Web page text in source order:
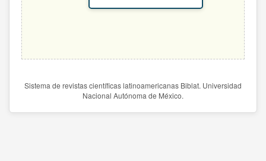
Sistema de revistas científicas latinoamericanas Biblat. Universidad
Nacional Autónoma de México.